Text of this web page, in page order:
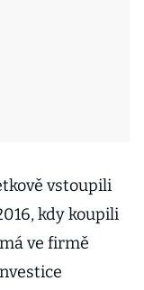
vstoupili
kdy koupili
ve firmě